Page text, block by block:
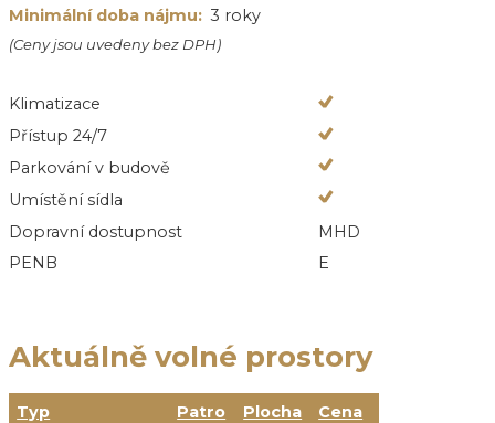
Minimální doba nájmu: 3 roky
(Ceny jsou uvedeny bez DPH)
Klimatizace
Přístup 24/7
Parkování v budově
Umístění sídla
Dopravní dostupnost
MHD
PENB
E
Aktuálně volné prostory
Typ Patro Plocha Cena